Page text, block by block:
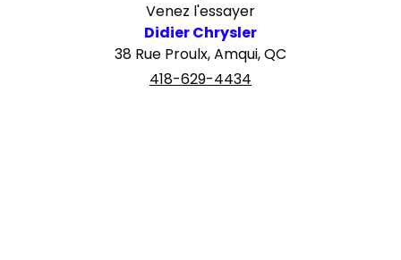
Venez l'essayer
Didier Chrysler
38 Rue Proulx, Amqui, QC
418-629-4434